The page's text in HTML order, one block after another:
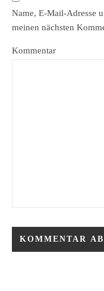
Name, E-Mail-Adresse
meinen nächsten
Kommentar